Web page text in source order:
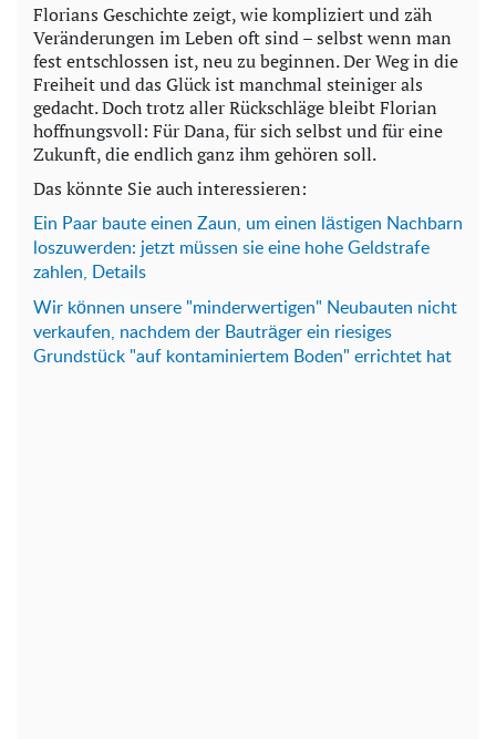
Florians Geschichte zeigt, wie kompliziert und zäh
Veränderungen im Leben oft sind – selbst wenn man
fest entschlossen ist, neu zu beginnen. Der Weg in die
Freiheit und das Glück ist manchmal steiniger als
gedacht. Doch trotz aller Rückschläge bleibt Florian
hoffnungsvoll: Für Dana, für sich selbst und für eine
Zukunft, die endlich ganz ihm gehören soll.
Das könnte Sie auch interessieren:
Ein Paar baute einen Zaun, um einen lästigen Nachbarn
loszuwerden: jetzt müssen sie eine hohe Geldstrafe
zahlen, Details
Wir können unsere "minderwertigen" Neubauten nicht
verkaufen, nachdem der Bauträger ein riesiges
Grundstück "auf kontaminiertem Boden" errichtet hat